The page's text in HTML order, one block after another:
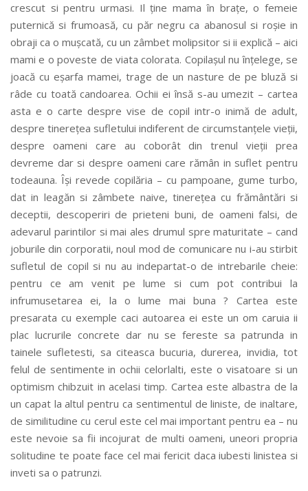
crescut si pentru urmasi. Il ține mama în brațe, o femeie
puternică si frumoasă, cu păr negru ca abanosul si roșie in
obraji ca o mușcată, cu un zâmbet molipsitor si ii explică – aici
mami e o poveste de viata colorata. Copilașul nu înțelege, se
joacă cu eșarfa mamei, trage de un nasture de pe bluză si
râde cu toată candoarea. Ochii ei însă s-au umezit – cartea
asta e o carte despre vise de copil intr-o inimă de adult,
despre tinerețea sufletului indiferent de circumstanțele vieții,
despre oameni care au coborât din trenul vieții prea
devreme dar si despre oameni care rămân in suflet pentru
todeauna. Își revede copilăria – cu pampoane, gume turbo,
dat in leagăn si zâmbete naive, tinerețea cu frământări si
deceptii, descoperiri de prieteni buni, de oameni falsi, de
adevarul parintilor si mai ales drumul spre maturitate – cand
joburile din corporatii, noul mod de comunicare nu i-au stirbit
sufletul de copil si nu au indepartat-o de intrebarile cheie:
pentru ce am venit pe lume si cum pot contribui la
infrumusetarea ei, la o lume mai buna ? Cartea este
presarata cu exemple caci autoarea ei este un om caruia ii
plac lucrurile concrete dar nu se fereste sa patrunda in
tainele sufletesti, sa citeasca bucuria, durerea, invidia, tot
felul de sentimente in ochii celorlalti, este o visatoare si un
optimism chibzuit in acelasi timp. Cartea este albastra de la
un capat la altul pentru ca sentimentul de liniste, de inaltare,
de similitudine cu cerul este cel mai important pentru ea – nu
este nevoie sa fii incojurat de multi oameni, uneori propria
solitudine te poate face cel mai fericit daca iubesti linistea si
inveti sa o patrunzi.